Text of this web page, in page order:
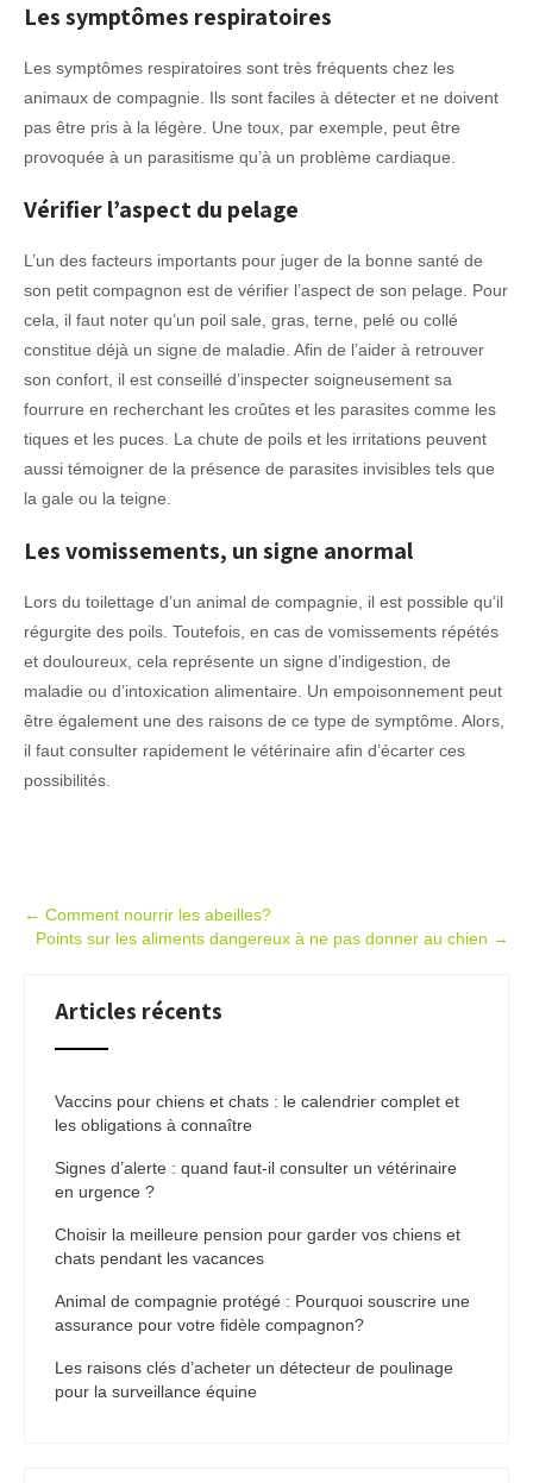
Les symptômes respiratoires
Les symptômes respiratoires sont très fréquents chez les
animaux de compagnie. Ils sont faciles à détecter et ne doivent
pas être pris à la légère. Une toux, par exemple, peut être
provoquée à un parasitisme qu’à un problème cardiaque.
Vérifier l’aspect du pelage
L’un des facteurs importants pour juger de la bonne santé de
son petit compagnon est de vérifier l’aspect de son pelage. Pour
cela, il faut noter qu’un poil sale, gras, terne, pelé ou collé
constitue déjà un signe de maladie. Afin de l’aider à retrouver
son confort, il est conseillé d’inspecter soigneusement sa
fourrure en recherchant les croûtes et les parasites comme les
tiques et les puces. La chute de poils et les irritations peuvent
aussi témoigner de la présence de parasites invisibles tels que
la gale ou la teigne.
Les vomissements, un signe anormal
Lors du toilettage d’un animal de compagnie, il est possible qu’il
régurgite des poils. Toutefois, en cas de vomissements répétés
et douloureux, cela représente un signe d’indigestion, de
maladie ou d’intoxication alimentaire. Un empoisonnement peut
être également une des raisons de ce type de symptôme. Alors,
il faut consulter rapidement le vétérinaire afin d’écarter ces
possibilités.
Post
navigation
← Comment nourrir les abeilles?
Points sur les aliments dangereux à ne pas donner au chien →
Articles récents
Vaccins pour chiens et chats : le calendrier complet et
les obligations à connaître
Signes d’alerte : quand faut-il consulter un vétérinaire
en urgence ?
Choisir la meilleure pension pour garder vos chiens et
chats pendant les vacances
Animal de compagnie protégé : Pourquoi souscrire une
assurance pour votre fidèle compagnon?
Les raisons clés d’acheter un détecteur de poulinage
pour la surveillance équine